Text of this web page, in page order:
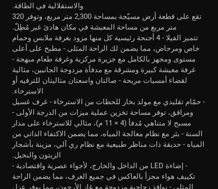
والاستقلالية في الطاقة.
تقع على قطعة أرض مسيّجة بمساحة 2,300 متر مربع، وتوفر 320
متر مربع من مساحة المعيشة في مكان هادئ غير مُطِلّ.
تتميز الفيلا - 4 أجنحة رئيسية كل منها مزود بغرفة ملابس وحمام
خاص ومرحاض، مما يضمن لك الراحة المثلى - مطبخ على أعلى
مستوى ومجهز بالكامل مع جزيرة مركزية وغرفة طعام مبهجة -
غرفة معيشة كبيرة ومشرقة مع مدفأة مزدوجة الجانبين، مثالية
لقضاء أمسيات مريحة - صالتان واسعتان مثاليتان للترفيه أو
الاسترخاء.
- حمّام تقليدي مع مولد بخار للحظات من الاسترخاء - غرف غسيل
ومرافق، توفر مساحة تخزين عملية ميزات من الدرجة الأولى -
مسبح لا متناهي مُدفأ (4 × 11 م)، مثالي للاسترخاء على مدار
السنة - بئر مع نظام معالجة المياه، مما يضمن الاكتفاء الذاتي من
المياه - حديقة ذات مناظر طبيعية مع نظام ري آلي، مزينة بأشجار
الزيتون والنخيل.
- إضاءة LED من الداخل والخارج، لأجواء عصرية واقتصادية -
تكييف هواء مجزأ بالعاكس في جميع الغرف، مما يضمن الراحة
المثلى - نوافذ زجاجية مزدوجة مع غاز الأرجون، مما يوفر عزل